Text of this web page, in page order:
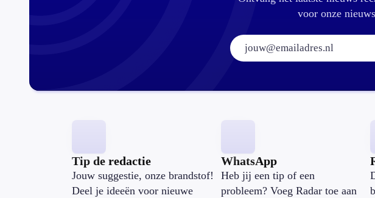
voor onze
Tip de redactie
Jouw suggestie, onze brandstof!
Deel je ideeën voor nieuwe
WhatsApp
Heb jij een tip of een
probleem? Voeg Radar toe aan